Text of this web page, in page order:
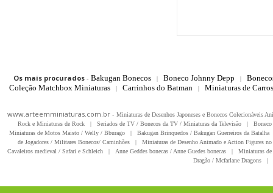
Os mais procurados- Bakugan Bonecos | Boneco Johnny Depp |
Coleção Matchbox Miniaturas
| Carrinhos do Batman | Miniaturas de
www.arteemminiaturas.com.br - Miniaturas de Desenhos Japoneses e Bonecos Colecionáveis
Rock e Miniaturas de Rock
| Seriados de TV / Bonecos da TV / Miniaturas da Televisão |
Miniaturas de Motos Maisto / Welly / Bburago
| Bakugan Brinquedos / Bakugan Guerreiros da Batalha
de Jogadores / Militares Bonecos/ Caminhões
|
Miniaturas de Desenho Animado e Action Figures
Cavaleiros medieval / Safari e Schleich
| Anne Geddes bonecas / Anne Guedes bonecas |
Miniaturas
Dragão / Mcfarlane Dragons
|